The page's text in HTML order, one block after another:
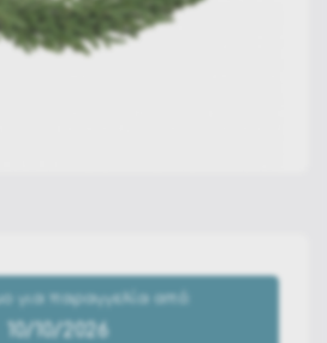
για παραγγελία από:
10/10/2026